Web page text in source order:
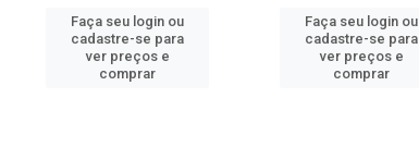
Faça seu login ou
cadastre-se para
ver preços e
comprar
Faça seu login ou
cadastre-se para
ver preços e
comprar